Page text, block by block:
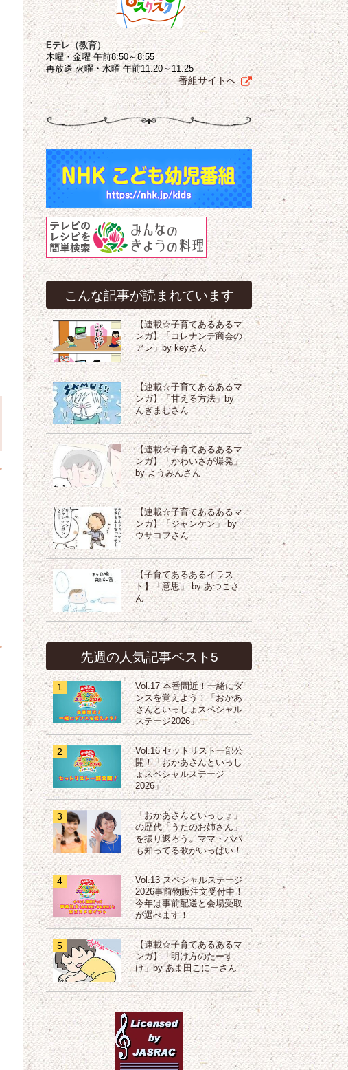
Eテレ（教育）
木曜・金曜 午前8:50～8:55
再放送 火曜・水曜 午前11:20～11:25
番組サイトへ
こんな記事が読まれています
【連載☆子育てあるあるマ
ンガ】「コレナンデ商会の
アレ」by keyさん
【連載☆子育てあるあるマ
ンガ】「甘える方法」by
んぎまむさん
【連載☆子育てあるあるマ
ンガ】「かわいさが爆発」
by ようみんさん
【連載☆子育てあるあるマ
ンガ】「ジャンケン」 by
ウサコフさん
【子育てあるあるイラス
ト】「意思」 by あつこさ
ん
先週の人気記事ベスト5
1
Vol.17 本番間近！一緒にダ
ンスを覚えよう！「おかあ
さんといっしょスペシャル
ステージ2026」
2
Vol.16 セットリスト一部公
開！「おかあさんといっし
ょスペシャルステージ
2026」
3
「おかあさんといっしょ」
の歴代「うたのお姉さん」
を振り返ろう。ママ・パパ
も知ってる歌がいっぱい！
4
Vol.13 スペシャルステージ
2026事前物販注文受付中！
今年は事前配送と会場受取
が選べます！
5
【連載☆子育てあるあるマ
ンガ】「明け方のたーす
け」by あま田こにーさん